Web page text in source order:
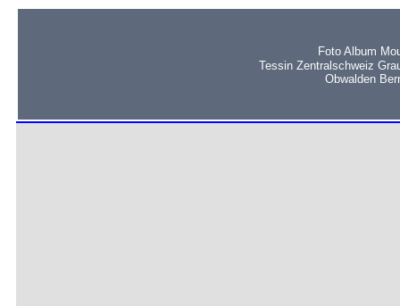
Foto Album
Tessin Zentralschweiz
Obwalden